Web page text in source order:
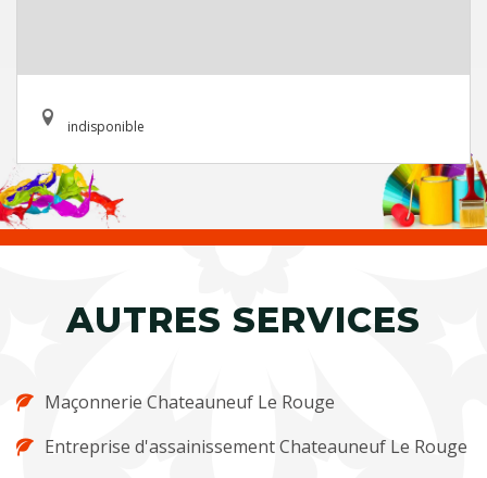
indisponible
AUTRES SERVICES
Maçonnerie Chateauneuf Le Rouge
Entreprise d'assainissement Chateauneuf Le Rouge